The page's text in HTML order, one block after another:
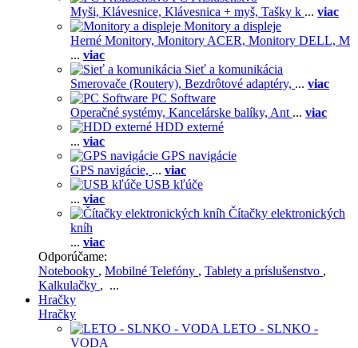
Myši, Klávesnice, Klávesnica + myš, Tašky k ... viac
Monitory a displeje
Herné Monitory, Monitory ACER, Monitory DELL, M
... viac
Sieť a komunikácia
Smerovače (Routery), Bezdrôtové adaptéry, ... viac
PC Software
Operačné systémy, Kancelárske balíky, Ant ... viac
HDD externé
... viac
GPS navigácie
GPS navigácie, ... viac
USB kľúče
... viac
Čítačky elektronických
kníh
... viac
Odporúčame:
Notebooky , Mobilné Telefóny , Tablety a príslušenstvo ,
Kalkulačky , ...
Hračky
Hračky
LETO - SLNKO -
VODA